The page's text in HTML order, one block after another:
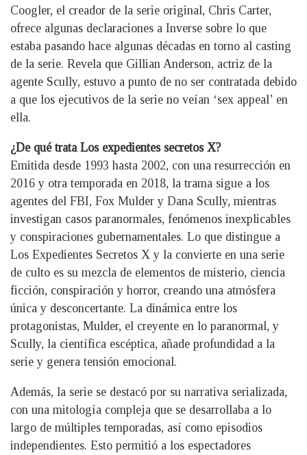
Coogler, el creador de la serie original, Chris Carter,
ofrece algunas declaraciones a Inverse sobre lo que
estaba pasando hace algunas décadas en torno al casting
de la serie. Revela que Gillian Anderson, actriz de la
agente Scully, estuvo a punto de no ser contratada debido
a que los ejecutivos de la serie no veían ‘sex appeal’ en
ella.
¿De qué trata Los expedientes secretos X?
Emitida desde 1993 hasta 2002, con una resurrección en
2016 y otra temporada en 2018, la trama sigue a los
agentes del FBI, Fox Mulder y Dana Scully, mientras
investigan casos paranormales, fenómenos inexplicables
y conspiraciones gubernamentales. Lo que distingue a
Los Expedientes Secretos X y la convierte en una serie
de culto es su mezcla de elementos de misterio, ciencia
ficción, conspiración y horror, creando una atmósfera
única y desconcertante. La dinámica entre los
protagonistas, Mulder, el creyente en lo paranormal, y
Scully, la científica escéptica, añade profundidad a la
serie y genera tensión emocional.
Además, la serie se destacó por su narrativa serializada,
con una mitología compleja que se desarrollaba a lo
largo de múltiples temporadas, así como episodios
independientes. Esto permitió a los espectadores